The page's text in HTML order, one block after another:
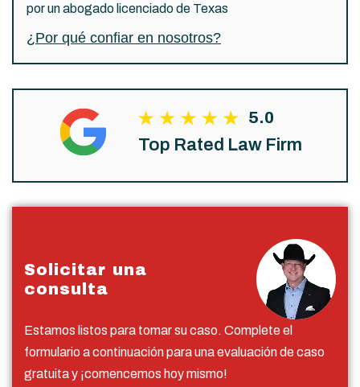
por un abogado licenciado de Texas
¿Por qué confiar en nosotros?
5.0
Top Rated Law Firm
Solicitar una
consulta
Estamos listos para tomar su caso. Complete el
formulario a continuación para una evaluación de caso
gratuita y ¡comencemos hoy mismo!